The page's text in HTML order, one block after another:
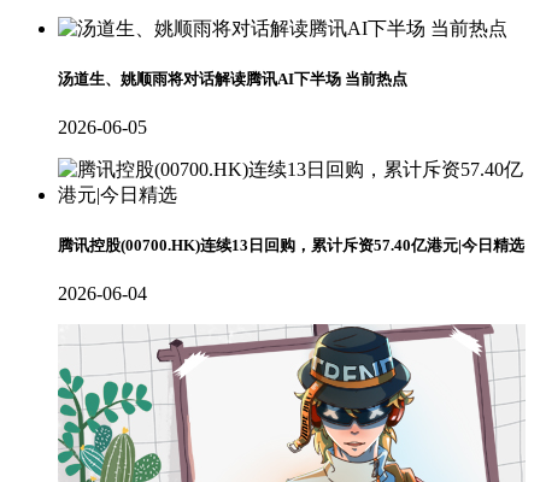
汤道生、姚顺雨将对话解读腾讯AI下半场 当前热点
2026-06-05
腾讯控股(00700.HK)连续13日回购，累计斥资57.40亿港元|今日精选
2026-06-04